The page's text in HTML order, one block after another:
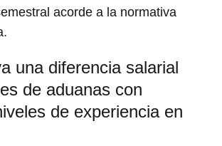
acorde a la normativa
una diferencia salarial
de aduanas con
de experiencia en